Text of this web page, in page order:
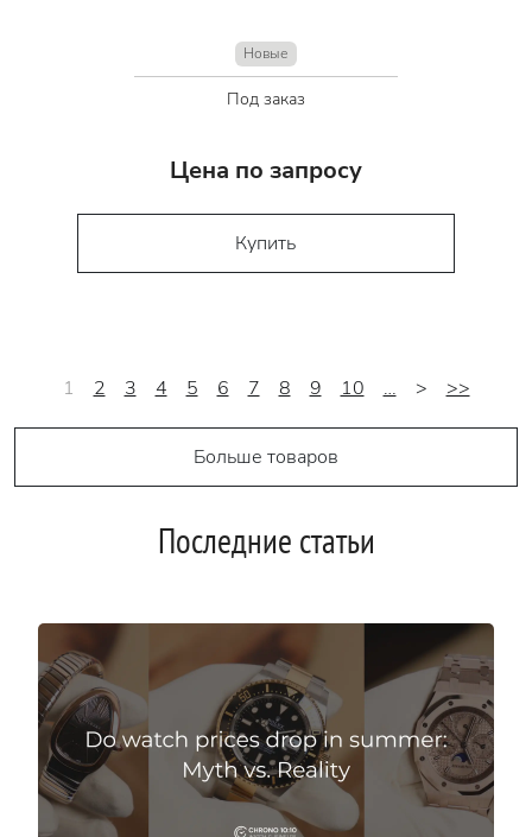
Новые
Под заказ
Цена по запросу
Купить
1 2 3 4 5 6 7 8 9 10 … > >>
Больше товаров
Последние статьи